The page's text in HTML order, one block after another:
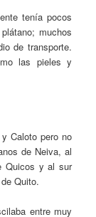
tenía pocos
muchos
de transporte.
las pieles y
Caloto pero no
de Neiva, al
Quicos y al sur
Quito.
entre muy